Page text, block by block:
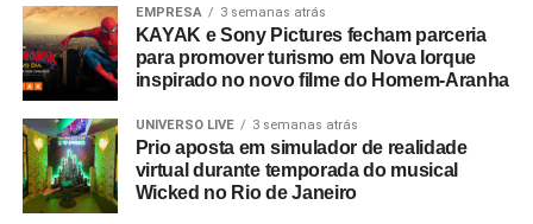
EMPRESA 3 semanas atrás
KAYAK e Sony Pictures fecham parceria
para promover turismo em Nova Iorque
inspirado no novo filme do Homem-Aranha
UNIVERSO LIVE 3 semanas atrás
Prio aposta em simulador de realidade
virtual durante temporada do musical
Wicked no Rio de Janeiro